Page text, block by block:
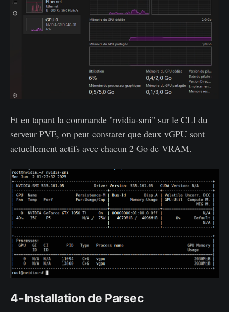
Et en tapant la commande "nvidia-smi" sur le CLI du
serveur PVE, on peut constater que deux vGPU sont
actuellement actifs avec chacun 2 Go de VRAM.
4-Installation de Parsec